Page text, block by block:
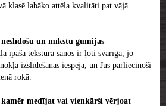
klasē labāko attēla kvalitāti pat vājā
un mīkstu gumijas
īpašā tekstūra sānos ir ļoti svarīga, jo
izslīdēšanas iespēja, un Jūs pārliecinoši
rokā.
medījat vai vienkārši vērjoat